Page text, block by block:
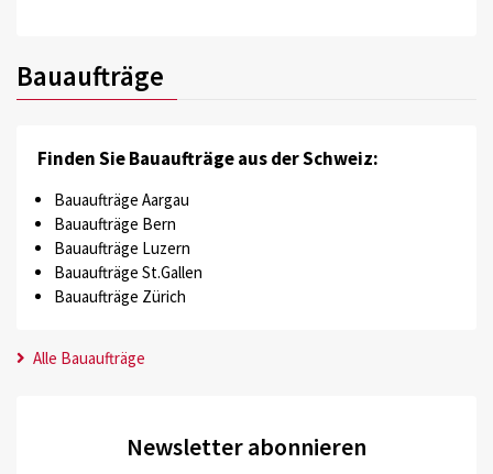
Bauaufträge
Finden Sie Bauaufträge aus der Schweiz:
Bauaufträge Aargau
Bauaufträge Bern
Bauaufträge Luzern
Bauaufträge St.Gallen
Bauaufträge Zürich
Alle Bauaufträge
Newsletter abonnieren